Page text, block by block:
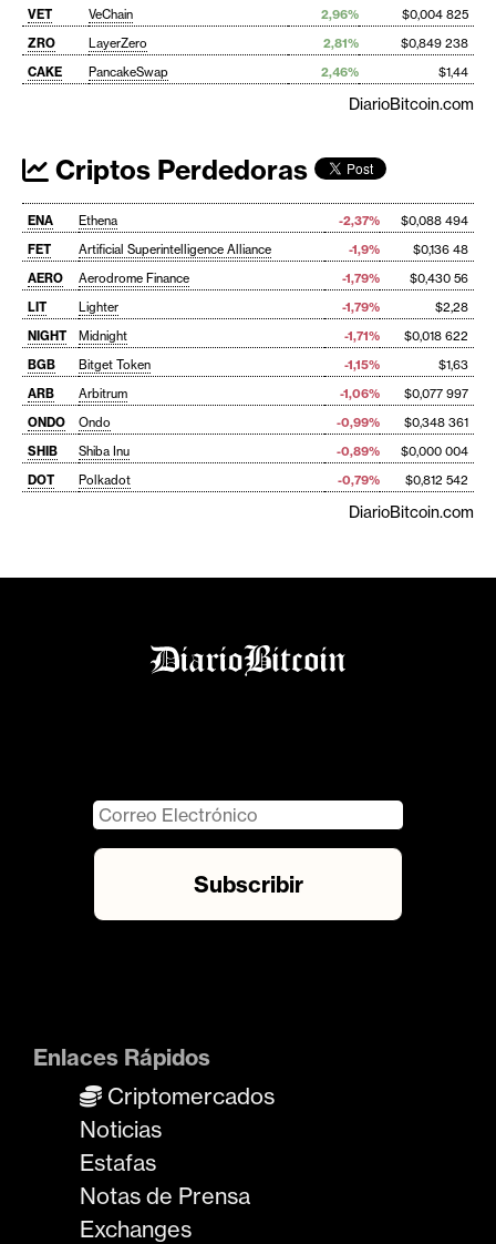
VET
VeChain 2,96%
$0,004 825
ZRO
LayerZero 2,81%
$0,849 238
CAKE
PancakeSwap 2,46% $1,44
DiarioBitcoin.com
Criptos Perdedoras
ENA Ethena -2,37%
$0,088 494
FET
Artificial Superintelligence Alliance -1,9%
$0,136 48
AERO
Aerodrome Finance -1,79%
$0,430 56
LIT
Lighter -1,79%
$2,28
NIGHT
Midnight -1,71%
$0,018 622
BGB
Bitget Token -1,15%
$1,63
ARB
Arbitrum -1,06%
$0,077 997
ONDO
Ondo -0,99%
$0,348 361
SHIB
Shiba Inu -0,89%
$0,000 004
DOT
Polkadot -0,79% $0,812 542
DiarioBitcoin.com
Enlaces Rápidos
Criptomercados
Noticias
Estafas
Notas de Prensa
Exchanges